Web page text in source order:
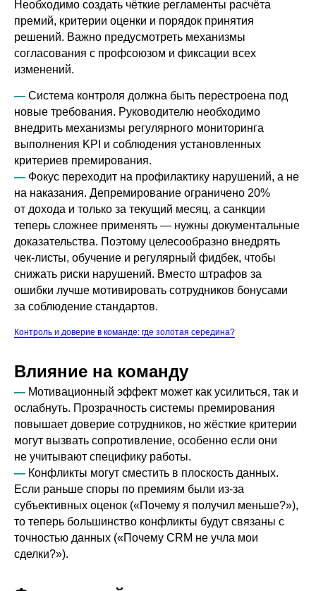
Необходимо создать чёткие регламенты расчёта
премий, критерии оценки и порядок принятия
решений. Важно предусмотреть механизмы
согласования с профсоюзом и фиксации всех
изменений.
— Система контроля должна быть перестроена под
новые требования. Руководителю необходимо
внедрить механизмы регулярного мониторинга
выполнения KPI и соблюдения установленных
критериев премирования.
— Фокус переходит на профилактику нарушений, а не
на наказания. Депремирование ограничено 20%
от дохода и только за текущий месяц, а санкции
теперь сложнее применять — нужны документальные
доказательства. Поэтому целесообразно внедрять
чек-листы, обучение и регулярный фидбек, чтобы
снижать риски нарушений. Вместо штрафов за
ошибки лучше мотивировать сотрудников бонусами
за соблюдение стандартов.
Контроль и доверие в команде: где золотая середина?
Влияние на команду
— Мотивационный эффект может как усилиться, так и
ослабнуть. Прозрачность системы премирования
повышает доверие сотрудников, но жёсткие критерии
могут вызвать сопротивление, особенно если они
не учитывают специфику работы.
— Конфликты могут сместить в плоскость данных.
Если раньше споры по премиям были из-за
субъективных оценок («Почему я получил меньше?»),
то теперь большинство конфликты будут связаны с
точностью данных («Почему CRM не учла мои
сделки?»).